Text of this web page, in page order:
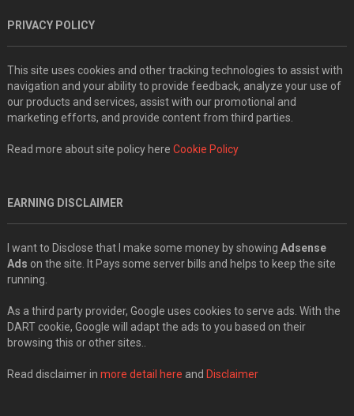
PRIVACY POLICY
This site uses cookies and other tracking technologies to assist with
navigation and your ability to provide feedback, analyze your use of
our products and services, assist with our promotional and
marketing efforts, and provide content from third parties.
Read more about site policy here Cookie Policy
EARNING DISCLAIMER
I want to Disclose that I make some money by showing Adsense
Ads on the site. It Pays some server bills and helps to keep the site
running.
As a third party provider, Google uses cookies to serve ads. With the
DART cookie, Google will adapt the ads to you based on their
browsing this or other sites..
Read disclaimer in more detail here and Disclaimer